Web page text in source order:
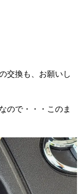
交換も、お願いし
ので・・・このま